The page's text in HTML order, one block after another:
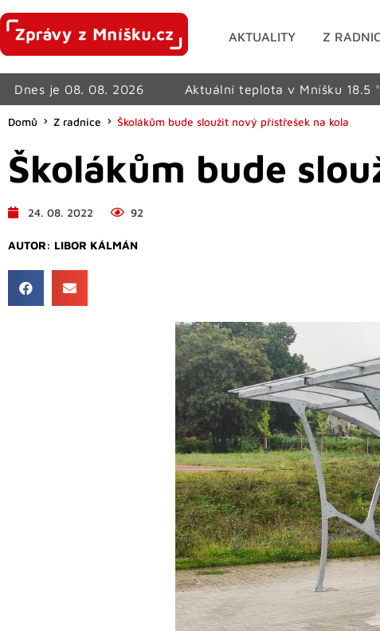
AKTUALITY Z
Dnes je 08. 08. 2026 Aktuální teplota v Mníšku 18.5
Domů Z radnice Školákům bude sloužit nový přístřešek na kola
Školákům bude
24. 08. 2022 92
AUTOR: LIBOR KÁLMÁN